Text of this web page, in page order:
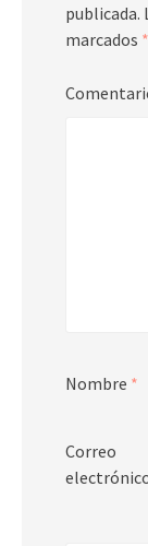
publicada.
marcados *
Nombre *
Correo